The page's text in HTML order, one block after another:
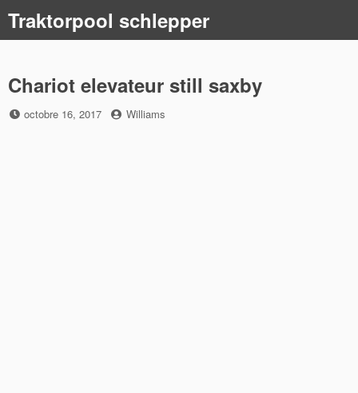
content
Traktorpool schlepper
Chariot elevateur still saxby
Posted
octobre 16, 2017 by
Williams